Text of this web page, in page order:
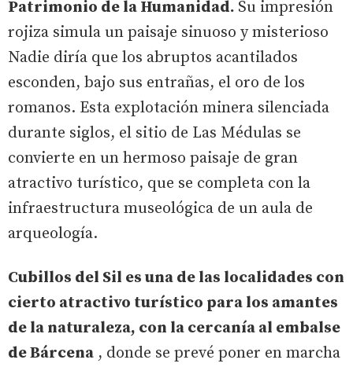
Patrimonio de la Humanidad. Su impresión
rojiza simula un paisaje sinuoso y misterioso
Nadie diría que los abruptos acantilados
esconden, bajo sus entrañas, el oro de los
romanos. Esta explotación minera silenciada
durante siglos, el sitio de Las Médulas se
convierte en un hermoso paisaje de gran
atractivo turístico, que se completa con la
infraestructura museológica de un aula de
arqueología.
Cubillos del Sil es una de las localidades con
cierto atractivo turístico para los amantes
de la naturaleza, con la cercanía al embalse
de Bárcena , donde se prevé poner en marcha